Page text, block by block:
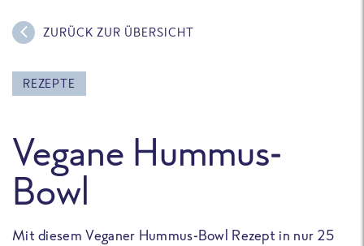
REZEPTE
Vegane Hummus-
Bowl
Mit diesem Veganer Hummus-Bowl Rezept in nur 25
ZURÜCK ZUR ÜBERSICHT